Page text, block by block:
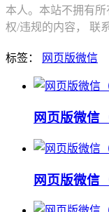
本人。本站不拥有
权/违规的内容， 联
标签： 网页版微信
网页版微信
网页版微信